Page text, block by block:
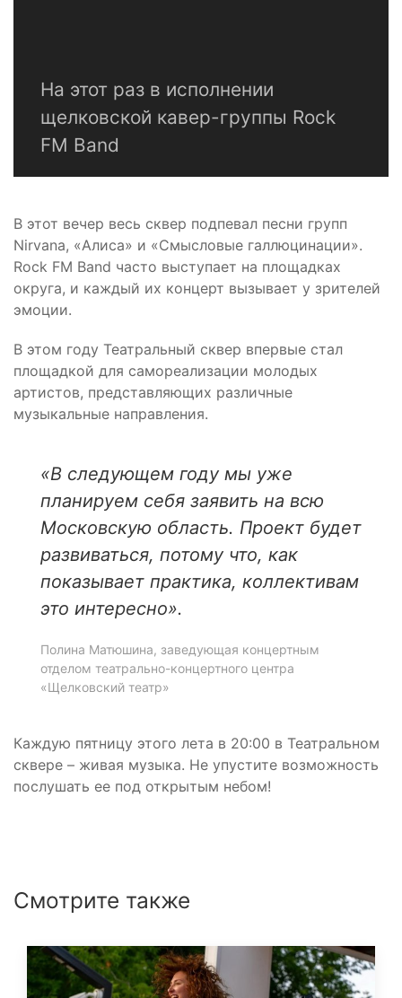
На этот раз в исполнении
щелковской кавер-группы Rock
FM Band
В этот вечер весь сквер подпевал песни групп
Nirvana, «Алиса» и «Смысловые галлюцинации».
Rock FM Band часто выступает на площадках
округа, и каждый их концерт вызывает у зрителей
эмоции.
В этом году Театральный сквер впервые стал
площадкой для самореализации молодых
артистов, представляющих различные
музыкальные направления.
«В следующем году мы уже
планируем себя заявить на всю
Московскую область. Проект будет
развиваться, потому что, как
показывает практика, коллективам
это интересно».
Полина Матюшина, заведующая концертным
отделом театрально-концертного центра
«Щелковский театр»
Каждую пятницу этого лета в 20:00 в Театральном
сквере – живая музыка. Не упустите возможность
послушать ее под открытым небом!
Смотрите также